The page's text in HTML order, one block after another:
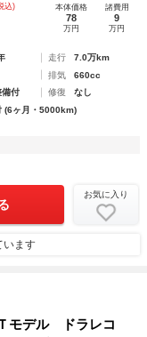
込) 本体価格
78
万円
諸費用
9
万円
走行
7.0万km
排気
660cc
備付 修復
なし
(6ヶ月・5000km)
お気に入り
います
モデル ドラレコ